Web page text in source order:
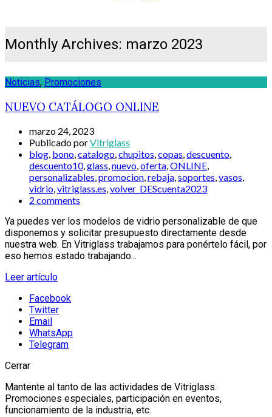
Monthly Archives: marzo 2023
Noticias, Promociones
NUEVO CATÁLOGO ONLINE
marzo 24, 2023
Publicado porVitriglass
blog, bono,catalogo,chupitos,copas,descuento,
descuento10,glass,nuevo,oferta,ONLINE,
personalizables,promocion,rebaja,soportes,vasos,
vidrio,vitriglass.es,volver_DEScuenta2023
2 comments
Ya puedes ver los modelos de vidrio personalizable de que
disponemos y solicitar presupuesto directamente desde
nuestra web. En Vitriglass trabajamos para ponértelo fácil, por
eso hemos estado trabajando...
Leer artículo
Facebook
Twitter
Email
WhatsApp
Telegram
Cerrar
Mantente al tanto de las actividades de Vitriglass.
Promociones especiales, participación en eventos,
funcionamiento de la industria, etc.